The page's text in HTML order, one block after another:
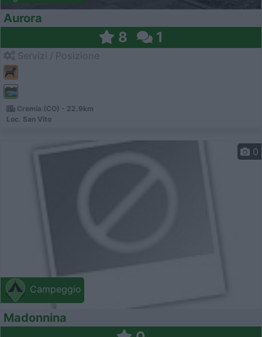
Aurora
8 1
Cremia (CO) - 22.9km
Loc. San Vito
Campeggio
0
Madonnina